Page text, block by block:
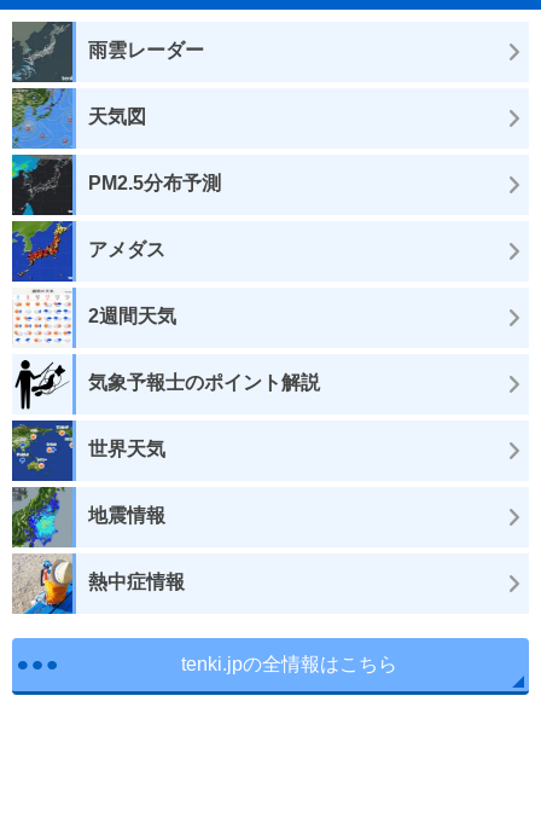
雨雲レーダー
天気図
PM2.5分布予測
アメダス
2週間天気
気象予報士のポイント解説
世界天気
地震情報
熱中症情報
tenki.jpの全情報はこちら